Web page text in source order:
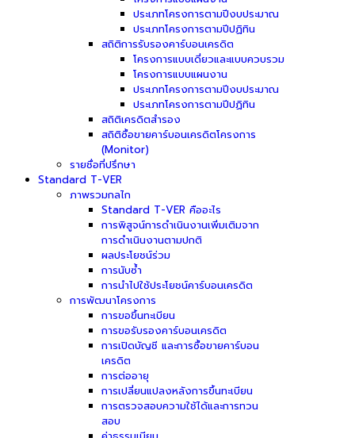
ประเภทโครงการตามปีงบประมาณ
ประเภทโครงการตามปีปฏิทิน
สถิติการรับรองคาร์บอนเครดิต
โครงการแบบเดี่ยวและแบบควบรวม
โครงการแบบแผนงาน
ประเภทโครงการตามปีงบประมาณ
ประเภทโครงการตามปีปฏิทิน
สถิติเครดิตสำรอง
สถิติซื้อขายคาร์บอนเครดิตโครงการ
(Monitor)
รายชื่อที่ปรึกษา
Standard T-VER
ภาพรวมกลไก
Standard T-VER คืออะไร
การพิสูจน์การดำเนินงานเพิ่มเติมจาก
การดำเนินงานตามปกติ
ผลประโยชน์ร่วม
การนับซ้ำ
การนำไปใช้ประโยชน์คาร์บอนเครดิต
การพัฒนาโครงการ
การขอขึ้นทะเบียน
การขอรับรองคาร์บอนเครดิต
การเปิดบัญชี และการซื้อขายคาร์บอน
เครดิต
การต่ออายุ
การเปลี่ยนแปลงหลังการขึ้นทะเบียน
การตรวจสอบความใช้ได้และการทวน
สอบ